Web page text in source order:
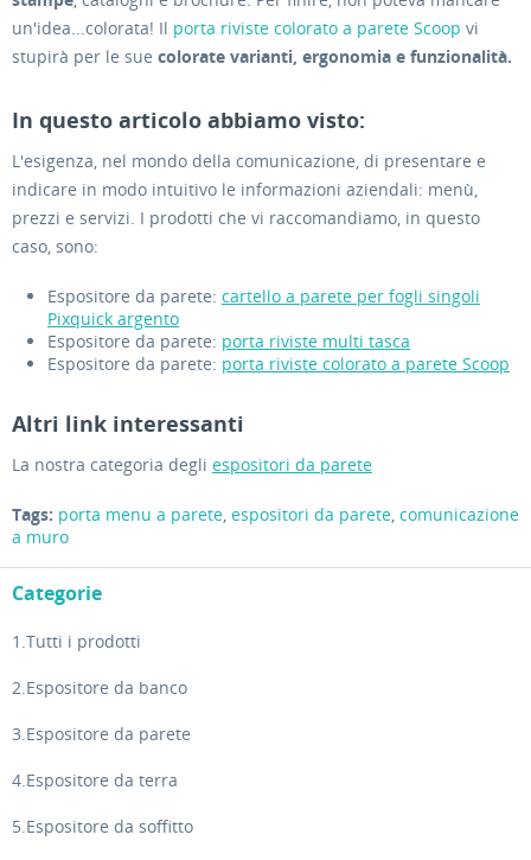
un'idea...colorata! Il porta riviste colorato a parete Scoop vi
stupirà per le sue colorate varianti, ergonomia e funzionalità.
In questo articolo abbiamo visto:
L'esigenza, nel mondo della comunicazione, di presentare e
indicare in modo intuitivo le informazioni aziendali: menù,
prezzi e servizi. I prodotti che vi raccomandiamo, in questo
caso, sono:
Espositore da parete: cartello a parete per fogli singoli
Pixquick argento
Espositore da parete: porta riviste multi tasca
Espositore da parete: porta riviste colorato a parete Scoop
Altri link interessanti
La nostra categoria degli espositori da parete
Tags: porta menu a parete, espositori da parete, comunicazione
a muro
Categorie
1.Tutti i prodotti
2.Espositore da banco
3.Espositore da parete
4.Espositore da terra
5.Espositore da soffitto